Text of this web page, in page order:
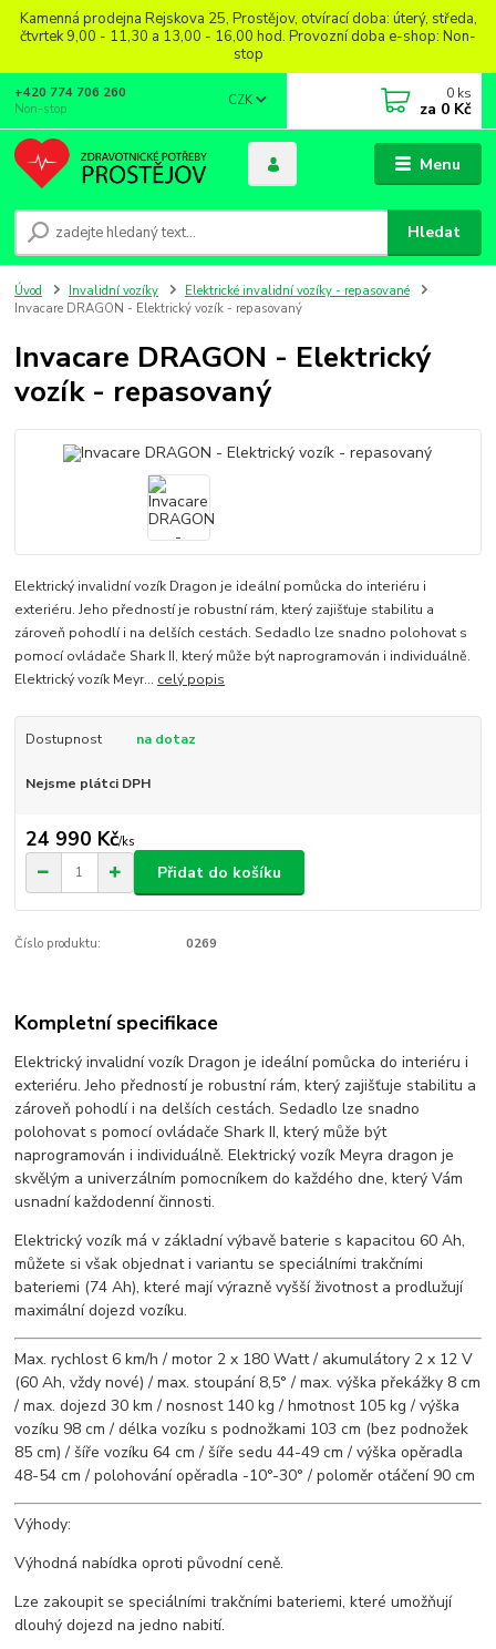
Kamenná prodejna Rejskova 25, Prostějov, otvírací doba: úterý, středa,
čtvrtek 9,00 - 11,30 a 13,00 - 16,00 hod. Provozní doba e-shop: Non-
stop
Menu
CZK
Hledat
+420 774 706 260
Non-stop
0 ks
za 0 Kč
Úvod Invalidní vozíky
Elektrické invalidní vozíky - repasované
Invacare DRAGON - Elektrický vozík - repasovaný
Invacare DRAGON - Elektrický
vozík - repasovaný
Elektrický invalidní vozík Dragon je ideální pomůcka do interiéru i
exteriéru. Jeho předností je robustní rám, který zajišťuje stabilitu a
zároveň pohodlí i na delších cestách. Sedadlo lze snadno polohovat s
pomocí ovládače Shark II, který může být naprogramován i individuálně.
Elektrický vozík Meyr... celý popis
Dostupnost na dotaz
Nejsme plátci DPH
24 990 Kč/ks
Přidat do košíku
Číslo produktu: 0269
Kompletní specifikace
Elektrický invalidní vozík Dragon je ideální pomůcka do interiéru i
exteriéru. Jeho předností je robustní rám, který zajišťuje stabilitu a
zároveň pohodlí i na delších cestách. Sedadlo lze snadno
polohovat s pomocí ovládače Shark II, který může být
naprogramován i individuálně. Elektrický vozík Meyra dragon je
skvělým a univerzálním pomocníkem do každého dne, který Vám
usnadní každodenní činnosti.
Elektrický vozík má v základní výbavě baterie s kapacitou 60 Ah,
můžete si však objednat i variantu se speciálními trakčními
bateriemi (74 Ah), které mají výrazně vyšší životnost a prodlužují
maximální dojezd vozíku.
Max. rychlost 6 km/h / motor 2 x 180 Watt / akumulátory 2 x 12 V
(60 Ah, vždy nové) / max. stoupání 8,5° / max. výška překážky 8 cm
/ max. dojezd 30 km / nosnost 140 kg / hmotnost 105 kg / výška
vozíku 98 cm / délka vozíku s podnožkami 103 cm (bez podnožek
85 cm) / šíře vozíku 64 cm / šíře sedu 44-49 cm / výška opěradla
48-54 cm / polohování opěradla -10°-30° / poloměr otáčení 90 cm
Výhody:
Výhodná nabídka oproti původní ceně.
Lze zakoupit se speciálními trakčními bateriemi, které umožňují
dlouhý dojezd na jedno nabití.